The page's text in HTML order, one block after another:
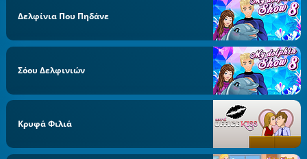
Δελφίνια Που Πηδάνε
Σόου Δελφινιών
Κρυφά Φιλιά